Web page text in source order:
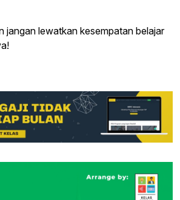
jangan lewatkan kesempatan belajar